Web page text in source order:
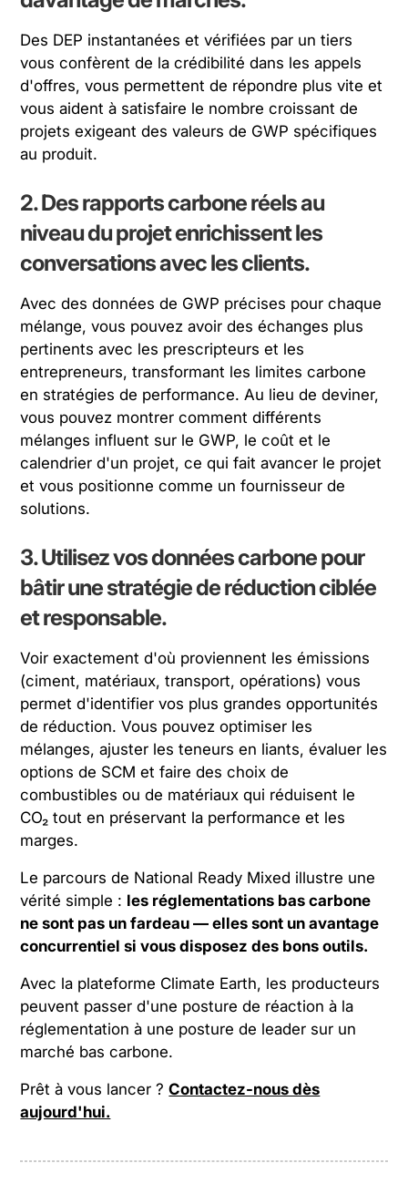
Des DEP instantanées et vérifiées par un tiers
vous confèrent de la crédibilité dans les appels
d'offres, vous permettent de répondre plus vite et
vous aident à satisfaire le nombre croissant de
projets exigeant des valeurs de GWP spécifiques
au produit.
2. Des rapports carbone réels au
niveau du projet enrichissent les
conversations avec les clients.
Avec des données de GWP précises pour chaque
mélange, vous pouvez avoir des échanges plus
pertinents avec les prescripteurs et les
entrepreneurs, transformant les limites carbone
en stratégies de performance. Au lieu de deviner,
vous pouvez montrer comment différents
mélanges influent sur le GWP, le coût et le
calendrier d'un projet, ce qui fait avancer le projet
et vous positionne comme un fournisseur de
solutions.
3. Utilisez vos données carbone pour
bâtir une stratégie de réduction ciblée
et responsable.
Voir exactement d'où proviennent les émissions
(ciment, matériaux, transport, opérations) vous
permet d'identifier vos plus grandes opportunités
de réduction. Vous pouvez optimiser les
mélanges, ajuster les teneurs en liants, évaluer les
options de SCM et faire des choix de
combustibles ou de matériaux qui réduisent le
CO₂tout en préservant la performance et les
marges.
Le parcours de National Ready Mixed illustre une
vérité simple : les réglementations bas carbone
ne sont pas un fardeau — elles sont un avantage
concurrentiel si vous disposez des bons outils.
Avec la plateforme Climate Earth, les producteurs
peuvent passer d'une posture de réaction à la
réglementation à une posture de leader sur un
marché bas carbone.
Prêt à vous lancer ?Contactez-nous dès
aujourd'hui.